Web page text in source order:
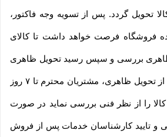
تحویل گردد. پس از تسویه وجه فاکتور،
فروشگاه فرصت خواهد داشت تا کالای
بررسی و سپس رسید تحویل ظاهری
کالا را امضاء نماید؛ پس از تحویل ظاهری، مشتریان محترم تا ۷ روز
را از نظر فنی بررسی نماید در صورت
و تایید کارشناسان خدمات پس از فروش